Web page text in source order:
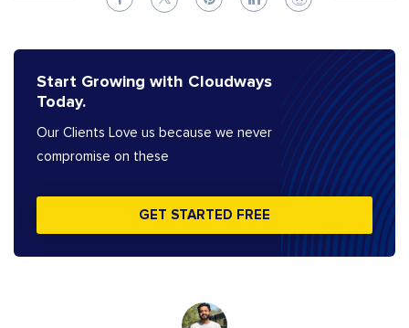
Start Growing with Cloudways
Today.
Our Clients Love us because we never
compromise on these
GET STARTED FREE